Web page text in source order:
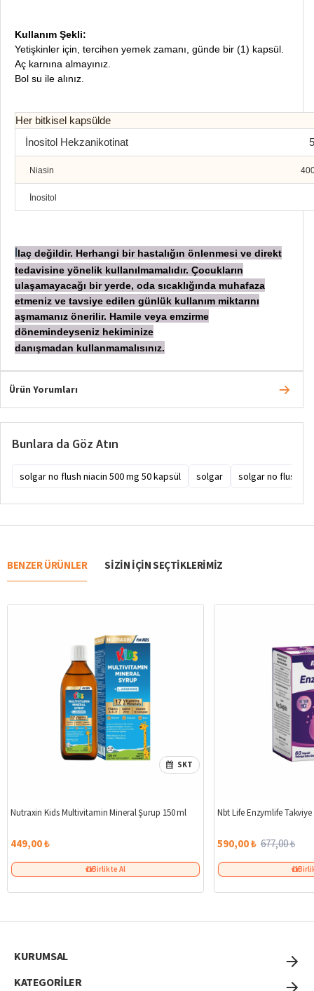
Kullanım Şekli:
Yetişkinler için, tercihen yemek zamanı, günde bir (1) kapsül.
Aç karnına almayınız.
Bol su ile alınız.
Her bitkisel kapsülde
İnositol Hekzanikotinat
Niasin
İnositol
laç değildir. Herhangi bir hastalığın önlenmesi ve direkt
tedavisine yönelik kullanılmamalıdır. Çocukların
ulaşamayacağı bir yerde, oda sıcaklığında muhafaza
etmeniz ve tavsiye edilen günlük kullanım miktarını
aşmamanız önerilir. Hamile veya emzirme
dönemindeyseniz hekiminize
danışmadan kullanmamalısınız.
Ürün Yorumları
Bunlara da Göz Atın
solgar no flush niacin 500 mg 50 kapsül solgar solgar no flush
BENZER ÜRÜNLER SIZIN IÇIN SEÇTIKLERIMIZ
SKT
Nutraxin Kids Multivitamin Mineral Şurup 150 ml
449,00 ₺
Birlikte Al
Nbt Life Enzymlife Takviye
590,00 ₺ 677,00 ₺
KURUMSAL
KATEGORİLER